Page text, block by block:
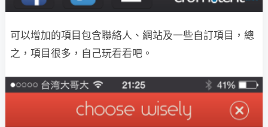
可以增加的項目包含聯絡人、網站及一些自訂項目，總
之，項目很多，自己玩看看吧。